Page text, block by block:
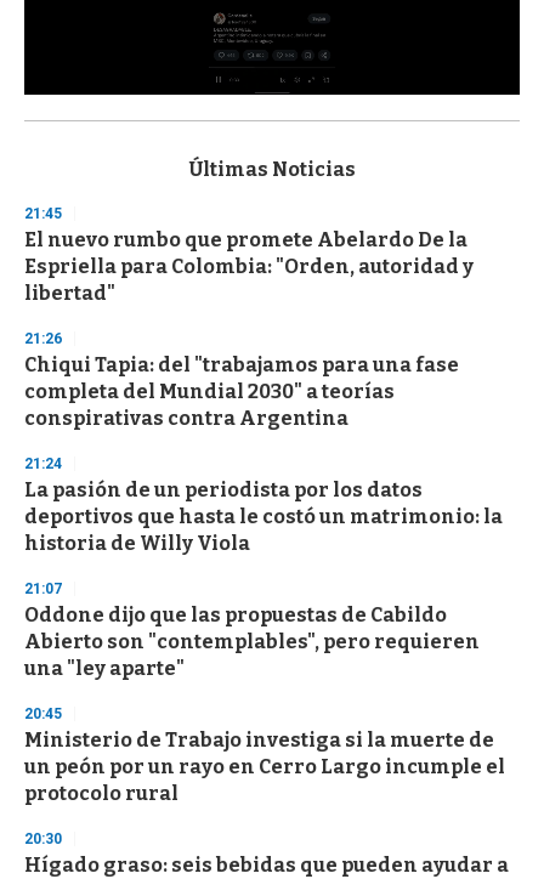
s
d
s
o
f
3
s
e
c
o
n
Últimas Noticias
21:45
El nuevo rumbo que promete Abelardo De la
Espriella para Colombia: "Orden, autoridad y
libertad"
21:26
Chiqui Tapia: del "trabajamos para una fase
completa del Mundial 2030" a teorías
conspirativas contra Argentina
21:24
La pasión de un periodista por los datos
deportivos que hasta le costó un matrimonio: la
historia de Willy Viola
21:07
Oddone dijo que las propuestas de Cabildo
Abierto son "contemplables", pero requieren
una "ley aparte"
20:45
Ministerio de Trabajo investiga si la muerte de
un peón por un rayo en Cerro Largo incumple el
protocolo rural
20:30
Hígado graso: seis bebidas que pueden ayudar a